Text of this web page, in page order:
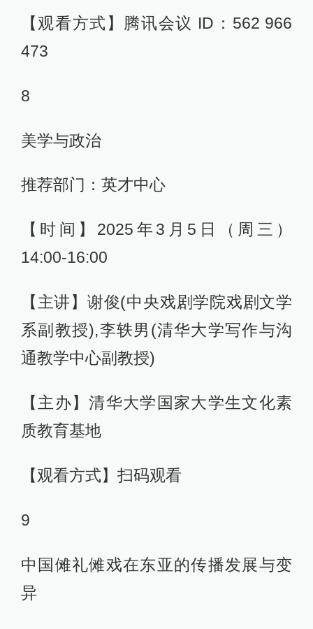
【观看方式】腾讯会议 ID：562 966
473
8
美学与政治
推荐部门：英才中心
【时间】2025年3月5日（周三）
14:00-16:00
【主讲】谢俊(中央戏剧学院戏剧文学
系副教授),李轶男(清华大学写作与沟
通教学中心副教授)
【主办】清华大学国家大学生文化素
质教育基地
【观看方式】扫码观看
9
中国傩礼傩戏在东亚的传播发展与变
异